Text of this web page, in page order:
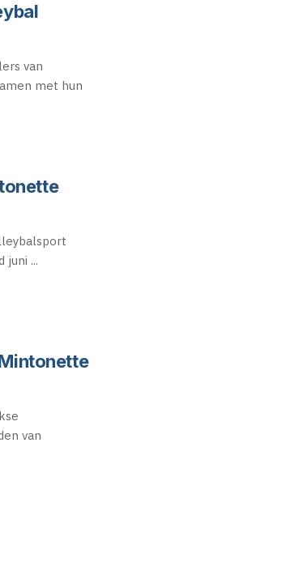
van
met hun
...
van